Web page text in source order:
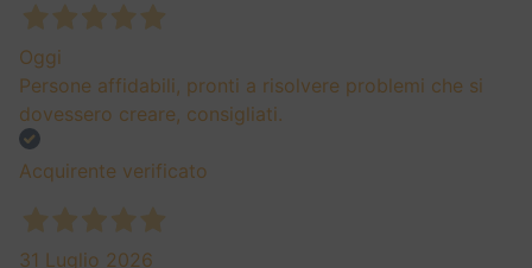
Oggi
Persone affidabili, pronti a risolvere problemi che si
dovessero creare, consigliati.
Acquirente verificato
31 Luglio 2026